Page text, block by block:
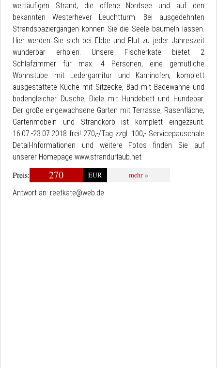
weitläufigen Strand, die offene Nordsee und auf den
bekannten Westerhever Leuchtturm. Bei ausgedehnten
Strandspaziergängen können Sie die Seele baumeln lassen.
Hier werden Sie sich bei Ebbe und Flut zu jeder Jahreszeit
wunderbar erholen. Unsere Fischerkate bietet 2
Schlafzimmer für max. 4 Personen, eine gemütliche
Wohnstube mit Ledergarnitur und Kaminofen, komplett
ausgestattete Küche mit Sitzecke, Bad mit Badewanne und
bodengleicher Dusche, Diele mit Hundebett und Hundebar.
Der große eingewachsene Garten mit Terrasse, Rasenfläche,
Gartenmöbeln und Strandkorb ist komplett eingezäunt.
16.07.-23.07.2018 frei! 270,-/Tag zzgl. 100,- Servicepauschale
Detail-Informationen und weitere Fotos finden Sie auf
unserer Homepage www.strandurlaub.net
Preis: 270 EUR
mehr »
Antwort an: reetkate@web.de